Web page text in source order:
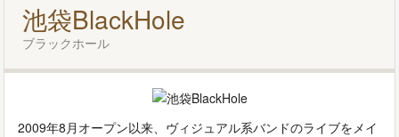
池袋BlackHole
ブラックホール
2009年8月オープン以来、ヴィジュアル系バンドのライブをメイ